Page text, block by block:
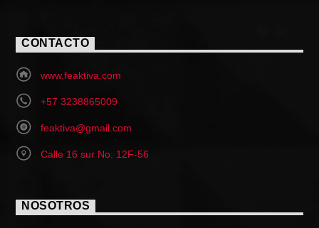
CONTACTO
www.feaktiva.com
+57 3238865009
feaktiva@gmail.com
Calle 16 sur No. 12F-56
NOSOTROS